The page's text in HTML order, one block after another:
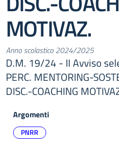
MOTIVAZ.
Anno scolastico 2024/2025
D.M. 19/24 - II Avviso
PERC. MENTORING-
DISC.-COACHING
Argomenti
PNRR